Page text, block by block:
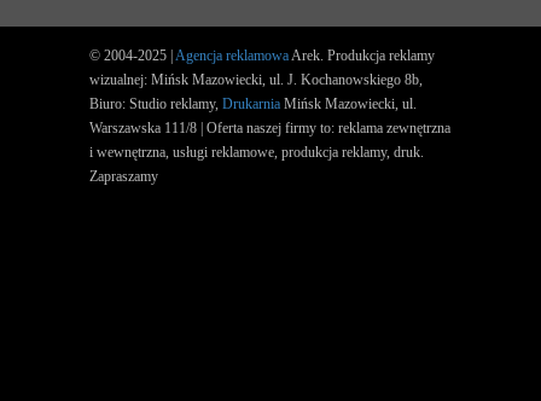
© 2004-2025 | Agencja reklamowaArek. Produkcja reklamy
wizualnej: Mińsk Mazowiecki, ul. J. Kochanowskiego 8b,
Biuro: Studio reklamy, Drukarnia Mińsk Mazowiecki, ul.
Warszawska 111/8 | Oferta naszej firmy to: reklama zewnętrzna
i wewnętrzna, usługi reklamowe, produkcja reklamy, druk.
Zapraszamy